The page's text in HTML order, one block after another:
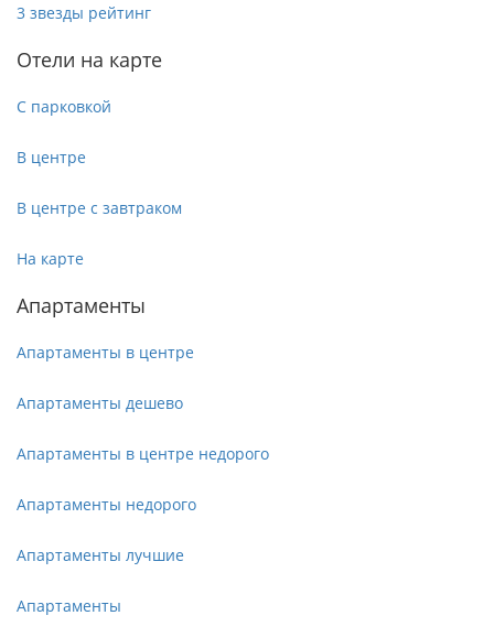
3 звезды рейтинг
Отели на карте
С парковкой
В центре
В центре с завтраком
На карте
Апартаменты
Апартаменты в центре
Апартаменты дешево
Апартаменты в центре недорого
Апартаменты недорого
Апартаменты лучшие
Апартаменты